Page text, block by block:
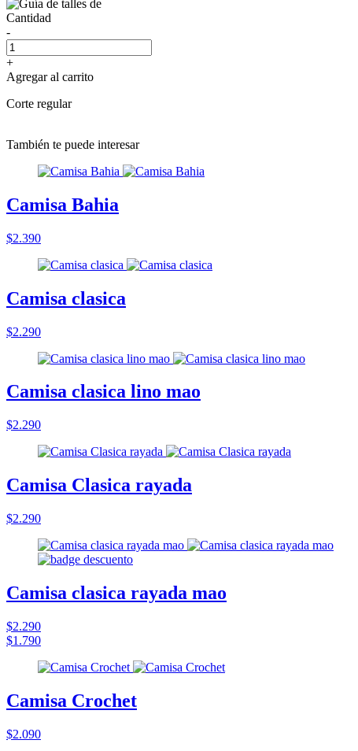
Cantidad
-
+
Agregar al carrito
Corte regular
También te puede interesar
Camisa Bahia
$2.390
Camisa clasica
$2.290
Camisa clasica lino mao
$2.290
Camisa Clasica rayada
$2.290
Camisa clasica rayada mao
$2.290
$1.790
Camisa Crochet
$2.090